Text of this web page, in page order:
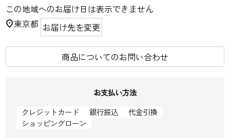
この地域へのお届け日は表示できません
東京都 お届け先を変更
商品についてのお問い合わせ
お支払い方法
クレジットカード
銀行振込
代金引換
ショッピングローン